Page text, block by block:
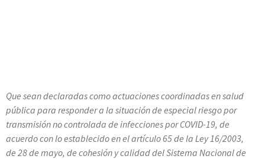
Que sean declaradas como actuaciones coordinadas en salud
pública para responder a la situación de especial riesgo por
transmisión no controlada de infecciones por COVID-19, de
acuerdo con lo establecido en el artículo 65 de la Ley 16/2003,
de 28 de mayo, de cohesión y calidad del Sistema Nacional de